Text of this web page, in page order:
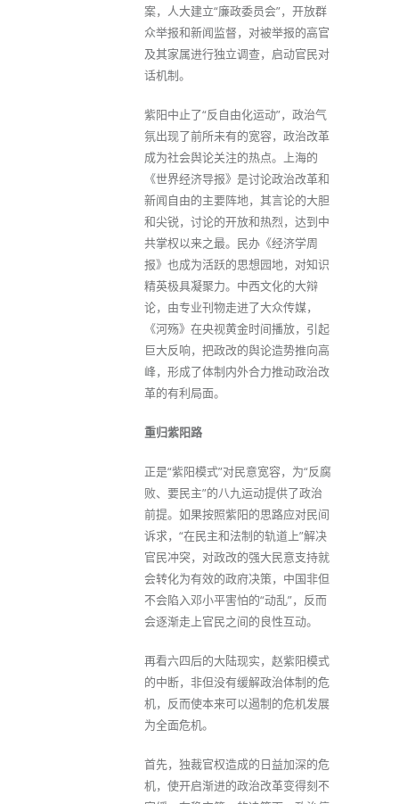
案，人大建立“廉政委员会”，开放群
众举报和新闻监督，对被举报的高官
及其家属进行独立调查，启动官民对
话机制。
紫阳中止了“反自由化运动”，政治气
氛出现了前所未有的宽容，政治改革
成为社会舆论关注的热点。上海的
《世界经济导报》是讨论政治改革和
新闻自由的主要阵地，其言论的大胆
和尖锐，讨论的开放和热烈，达到中
共掌权以来之最。民办《经济学周
报》也成为活跃的思想园地，对知识
精英极具凝聚力。中西文化的大辩
论，由专业刊物走进了大众传媒，
《河殇》在央视黄金时间播放，引起
巨大反响，把政改的舆论造势推向高
峰，形成了体制内外合力推动政治改
革的有利局面。
重归紫阳路
正是“紫阳模式”对民意宽容，为“反腐
败、要民主”的八九运动提供了政治
前提。如果按照紫阳的思路应对民间
诉求，“在民主和法制的轨道上”解决
官民冲突，对政改的强大民意支持就
会转化为有效的政府决策，中国非但
不会陷入邓小平害怕的“动乱”，反而
会逐渐走上官民之间的良性互动。
再看六四后的大陆现实，赵紫阳模式
的中断，非但没有缓解政治体制的危
机，反而使本来可以遏制的危机发展
为全面危机。
首先，独裁官权造成的日益加深的危
机，使开启渐进的政治改革变得刻不